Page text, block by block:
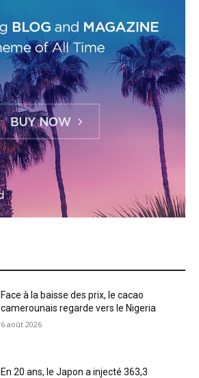
Face à la baisse des prix, le cacao
camerounais regarde vers le Nigeria
6 août 2026
En 20 ans, le Japon a injecté 363,3